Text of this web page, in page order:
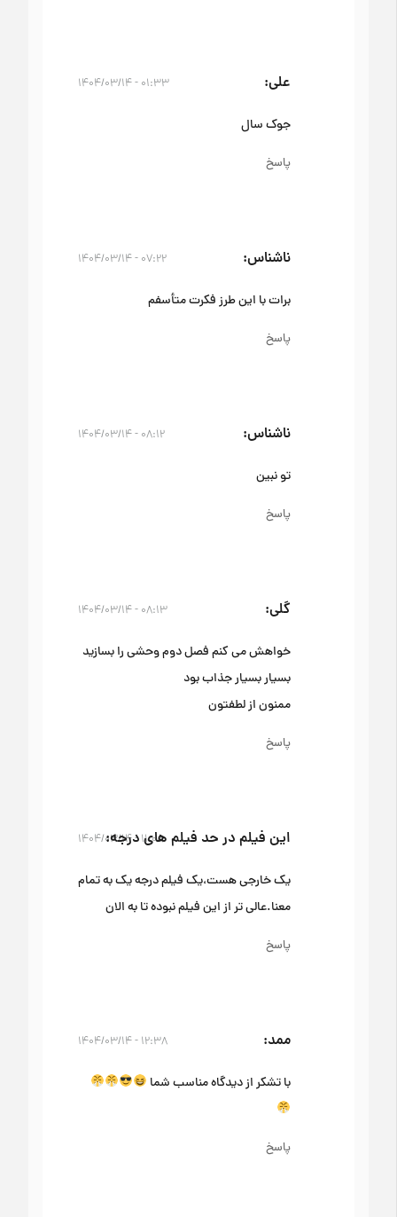
علی ۰۱:۳۳ - ۱۴۰۴/۰۳/۱۴
جوک سال
پاسخ
ناشناس ۰۷:۲۲ - ۱۴۰۴/۰۳/۱۴
برات با این طرز فکرت متأسفم
پاسخ
ناشناس ۰۸:۱۲ - ۱۴۰۴/۰۳/۱۴
تو نبین
پاسخ
گلی ۰۸:۱۳ - ۱۴۰۴/۰۳/۱۴
خواهش می کنم فصل دوم وحشی را بسازید
بسیار بسیار جذاب بود
ممنون از لطفتون
پاسخ
این فیلم در حد فیلم های درجه
۱۱:۰۸ - ۱۴۰۴/۰۳/۱۴
یک خارجی هست،یک فیلم درجه یک به تمام
معنا.عالی تر از این فیلم نبوده تا به الان
پاسخ
ممد ۱۲:۳۸ - ۱۴۰۴/۰۳/۱۴
با تشکر از دیدگاه مناسب شما
پاسخ